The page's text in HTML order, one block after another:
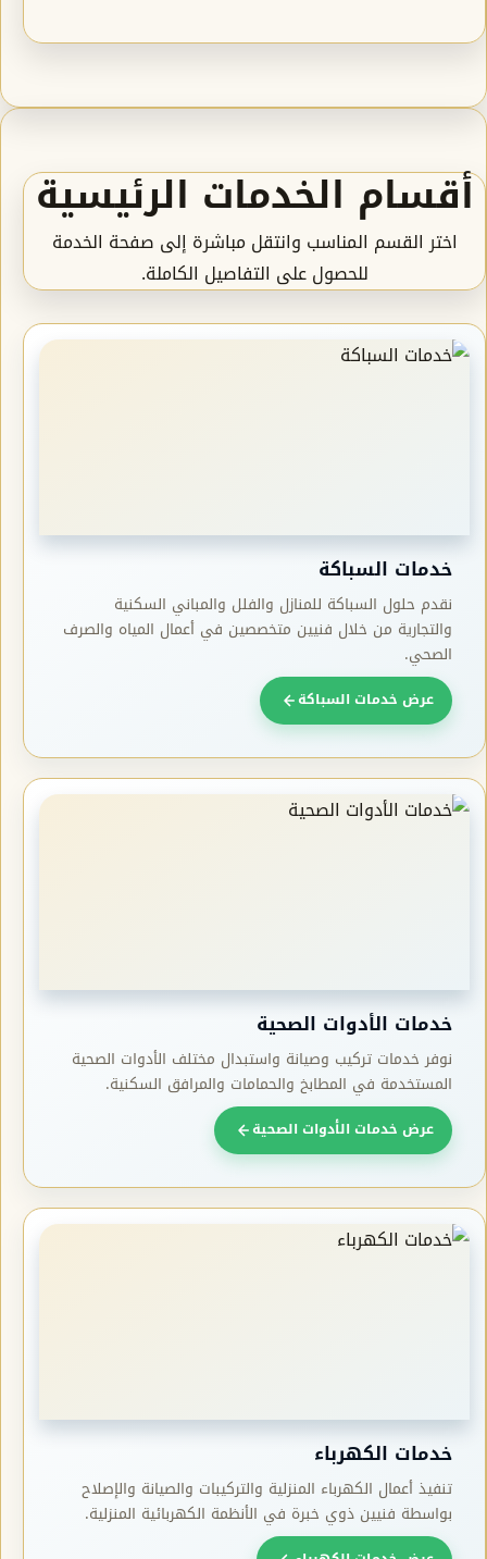
أقسام الخدمات الرئيسية
اختر القسم المناسب وانتقل مباشرة إلى صفحة الخدمة
للحصول على التفاصيل الكاملة.
خدمات السباكة
نقدم حلول السباكة للمنازل والفلل والمباني السكنية
والتجارية من خلال فنيين متخصصين في أعمال المياه والصرف
الصحي.
عرض خدمات السباكة
خدمات الأدوات الصحية
نوفر خدمات تركيب وصيانة واستبدال مختلف الأدوات الصحية
المستخدمة في المطابخ والحمامات والمرافق السكنية.
عرض خدمات الأدوات الصحية
خدمات الكهرباء
تنفيذ أعمال الكهرباء المنزلية والتركيبات والصيانة والإصلاح
بواسطة فنيين ذوي خبرة في الأنظمة الكهربائية المنزلية.